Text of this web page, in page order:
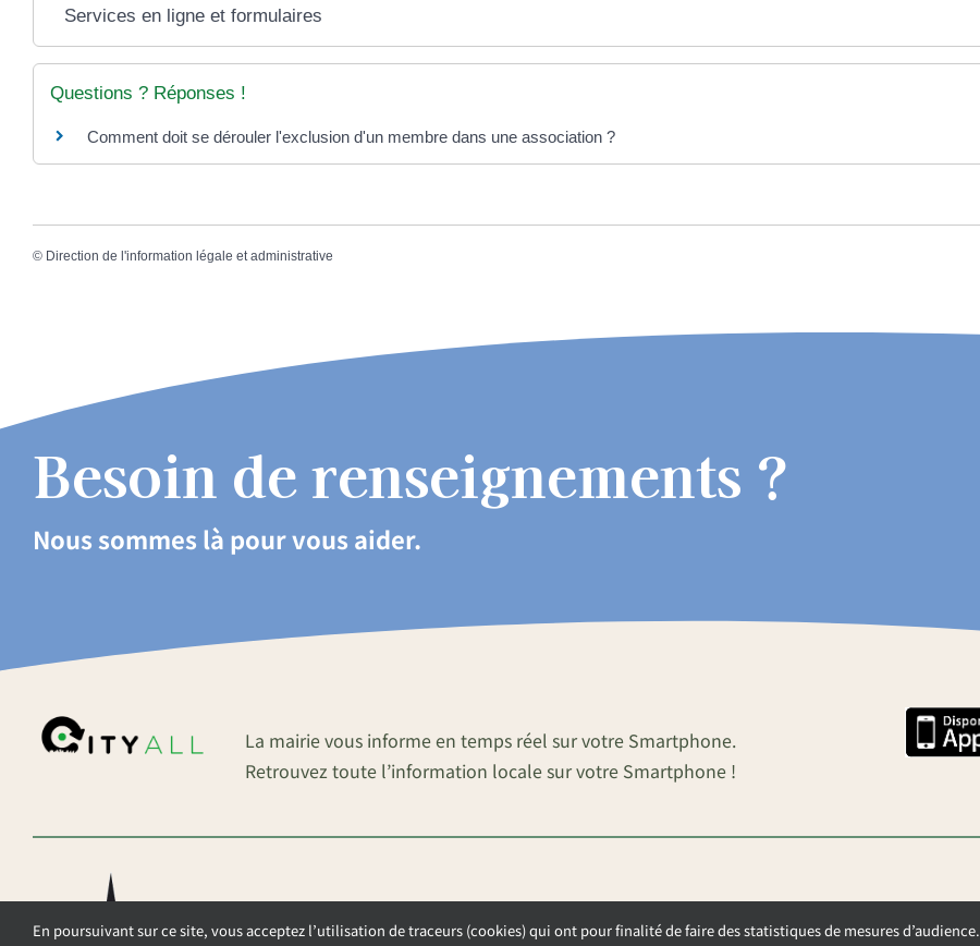
Services en ligne et formulaires
Questions ? Réponses !
Comment doit se dérouler l'exclusion d'un membre dans une association ?
© Direction de l'information légale et administrative
Besoin de renseignements ?
Nous sommes là pour vous aider.
La mairie vous informe en temps réel sur votre Smartphone.
Retrouvez toute l’information locale sur votre Smartphone !
OUVERTURE DE LA MAIRIE
En poursuivant sur ce site, vous acceptez l’utilisation de traceurs (cookies) qui ont pour finalité de faire des statistiques de mesures d’audience.